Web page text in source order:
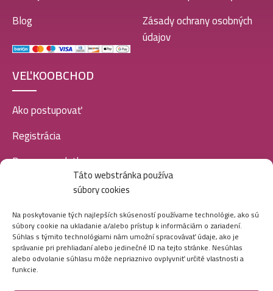
Táto webstránka používa
súbory cookies
Na poskytovanie tých najlepších skúseností používame technológie, ako sú
súbory cookie na ukladanie a/alebo prístup k informáciám o zariadení.
Súhlas s týmito technológiami nám umožní spracovávať údaje, ako je
správanie pri prehliadaní alebo jedinečné ID na tejto stránke. Nesúhlas
alebo odvolanie súhlasu môže nepriaznivo ovplyvniť určité vlastnosti a
funkcie.
Blog
Zásady ochrany osobných
údajov
VEĽKOOBCHOD
Ako postupovať
Registrácia
Doprava a platba
SOCIÁLNE SIETE